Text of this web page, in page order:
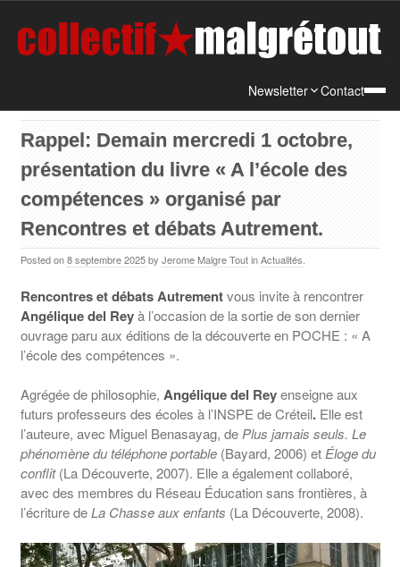
Newsletter Contact
Rappel: Demain mercredi 1 octobre,
présentation du livre « A l’école des
compétences » organisé par
Rencontres et débats Autrement.
Posted on 8 septembre 2025by Jerome Malgre Tout in Actualités
Rencontres et débats Autrementvous invite à rencontrer
Angélique del Reyà l’occasion de la sortie de son dernier
ouvrage paru aux éditions de la découverte en POCHE : « A
l’école des compétences ».
Agrégée de philosophie, Angélique del Reyenseigne aux
futurs professeurs des écoles à l’INSPE de Créteil. Elle est
l’auteure, avec Miguel Benasayag, de Plus jamais seuls. Le
phénomène du téléphone portable(Bayard, 2006) et Éloge du
conflit(La Découverte, 2007). Elle a également collaboré,
avec des membres du Réseau Éducation sans frontières, à
l’écriture deLa Chasse aux enfants (La Découverte, 2008).